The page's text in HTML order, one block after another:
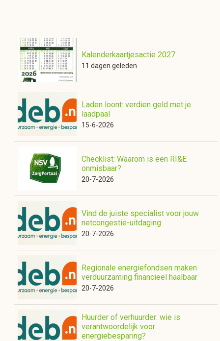
Kalenderkaartjesactie 2027
11 dagen geleden
Laden loont: verdien geld met je
laadpaal
15-6-2026
Checklist: Waarom is een RI&E
onmisbaar?
20-7-2026
Vind de juiste specialist voor jouw
netcongestie-uitdaging
20-7-2026
Regionale energiefondsen maken
verduurzaming financieel haalbaar
20-7-2026
Huurder of verhuurder: wie is
verantwoordelijk voor
energiebesparing?